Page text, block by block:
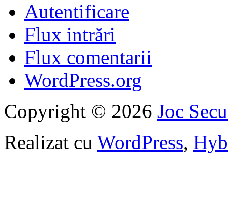
Autentificare
Flux intrări
Flux comentarii
WordPress.org
Copyright © 2026 Joc
Realizat cu WordPress,